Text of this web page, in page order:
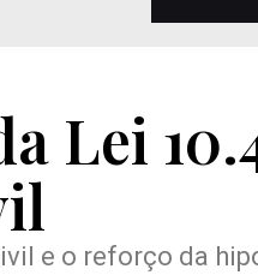
Lei
e o reforço da